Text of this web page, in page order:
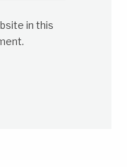
in this